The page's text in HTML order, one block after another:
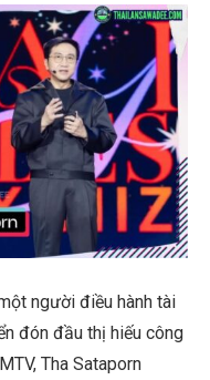
người điều hành tài
đón đầu thị hiếu công
Tha Sataporn